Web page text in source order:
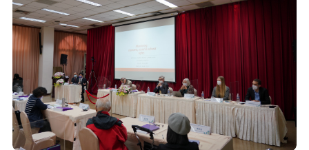
開
放
宣
告
無
障